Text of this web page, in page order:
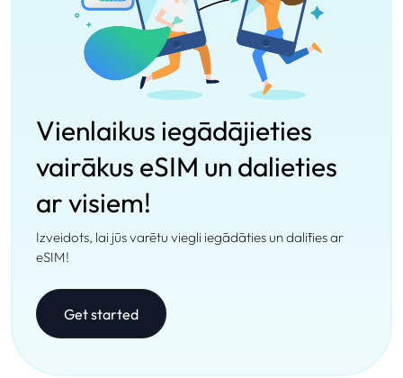
Vienlaikus iegādājieties
vairākus eSIM un dalieties
ar visiem!
Izveidots, lai jūs varētu viegli iegādāties un dalīties ar
eSIM!
Get started